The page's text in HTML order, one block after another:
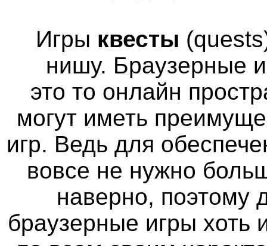
Игры квесты
нишу. Браузерные
это то онлайн
могут иметь
игр. Ведь для
вовсе не нужно
наверно, поэтому
браузерные игры хоть